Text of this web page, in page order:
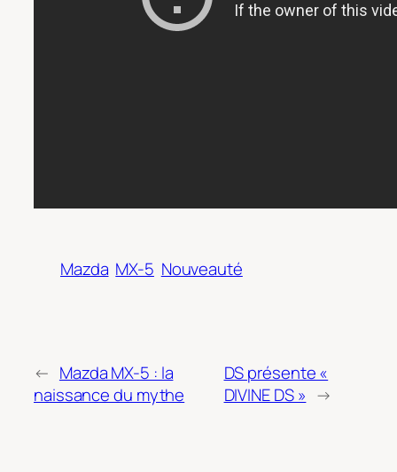
Mazda MX-5 Nouveauté
← Mazda MX-5 : la
naissance du mythe
DS présente «
DIVINE DS » →